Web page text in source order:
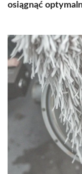
osiągnąć